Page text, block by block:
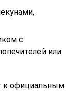
с
или
к официальным